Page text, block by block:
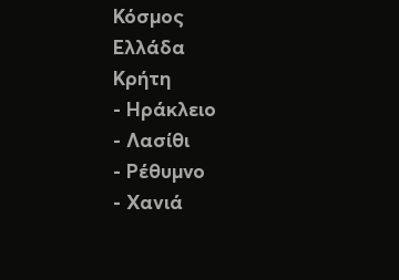
Κόσμος
Ελλάδα
Κρήτη
- Ηράκλειο
- Λασίθι
- Ρέθυμνο
- Χανιά